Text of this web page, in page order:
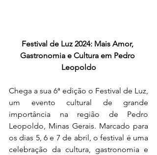
Festival de Luz 2024: Mais Amor,
Gastronomia e Cultura em Pedro
Leopoldo
Chega a sua 6ª edição o Festival de Luz,
um evento cultural de grande
importância na região de Pedro
Leopoldo, Minas Gerais. Marcado para
os dias 5, 6 e 7 de abril, o festival é uma
celebração da cultura, gastronomia e